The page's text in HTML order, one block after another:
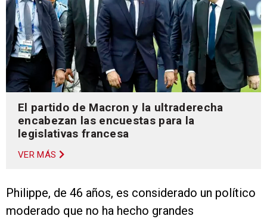
El partido de Macron y la ultraderecha
encabezan las encuestas para la
legislativas francesa
VER MÁS
Philippe, de 46 años, es considerado un político
moderado que no ha hecho grandes